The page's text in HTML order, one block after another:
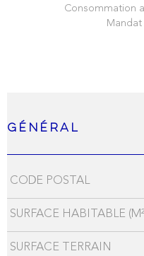
Consommation
Mandat
Général
Caractérisque Valeurs
CODE POSTAL
SURFACE HABITABLE
SURFACE TERRAIN